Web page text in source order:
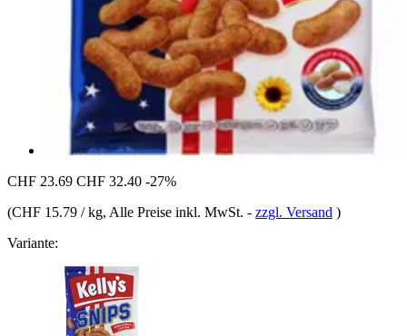
CHF 23.69 CHF 32.40 -27%
(CHF 15.79 / kg, Alle Preise inkl. MwSt. - zzgl. Versand )
Variante: